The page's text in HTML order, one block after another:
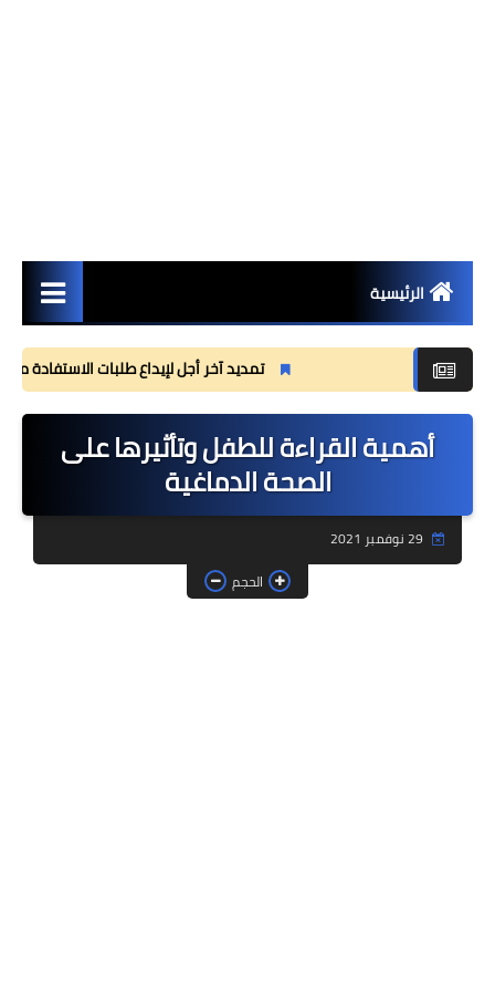
الرئيسية
مستجدات
مذكرات
وثائق تربوية
جذاذات
ديداكيتك
تمديد آخر أجل لإيداع طلبات الاستفادة من منحة
أهمية القراءة للطفل وتأثيرها على
الصحة الدماغية
الحجم